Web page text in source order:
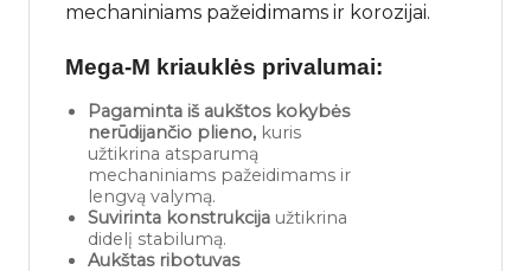
mechaniniams pažeidimams ir korozijai.
Mega-M kriauklės privalumai:
Pagaminta iš aukštos kokybės
nerūdijančio plieno,kuris
užtikrina atsparumą
mechaniniams pažeidimams ir
lengvą valymą.
Suvirinta konstrukcijaužtikrina
didelį stabilumą.
Aukštas ribotuvas